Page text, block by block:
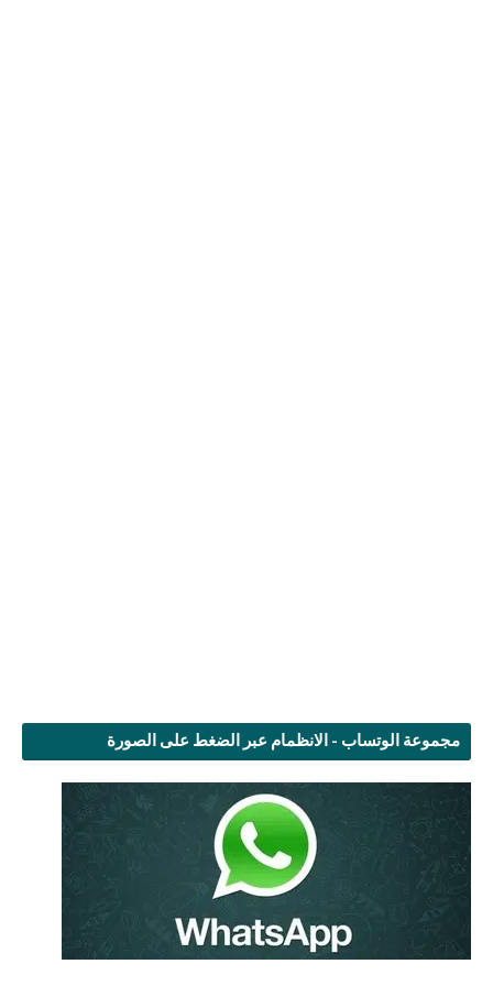
مجموعة الوتساب - الانظمام عبر الضغط على الصورة